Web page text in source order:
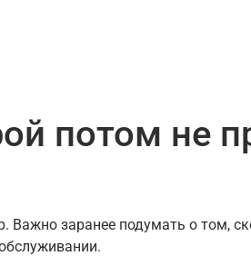
потом не
заранее подумать о том,